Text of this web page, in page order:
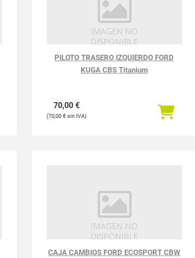
PILOTO TRASERO IZQUIERDO FORD
KUGA CBS Titanium
70,00€
70,00€
CAJA CAMBIOS FORD ECOSPORT CBW